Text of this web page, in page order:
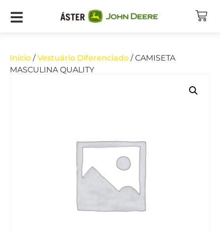
Início /Vestuário Diferenciado / CAMISETA
MASCULINA QUALITY